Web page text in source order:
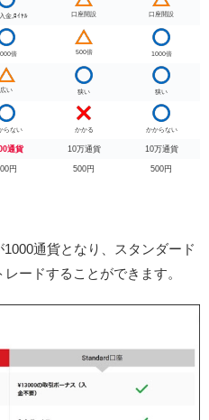
金,ﾛｲﾔﾙ 口座開設 口座開設
倍 500倍 1000倍
広い 狭い 狭い
らない かかる かからない
通貨 10万通貨 10万通貨
円 500円 500円
通貨となり、スタンダード
ードすることができます。